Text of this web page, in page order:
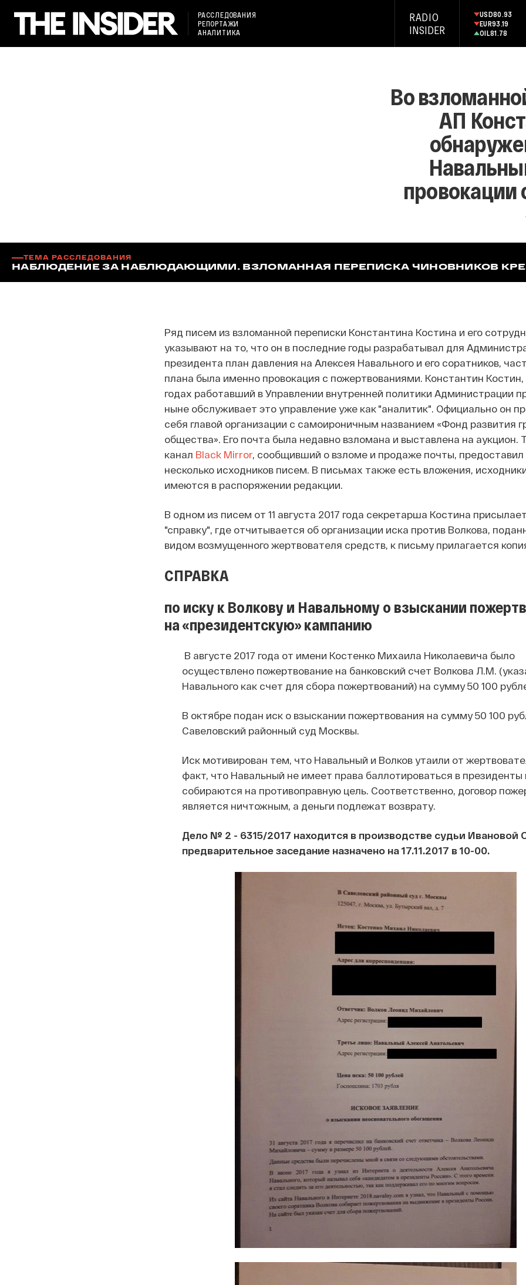
РАССЛЕДОВАНИЯ
РЕПОРТАЖИ
АНАЛИТИКА
RADIO
INSIDER
USD80.93
EUR93.19
OIL81.78
Во
АП
провокации
ТЕМА РАССЛЕДОВАНИЯ
НАБЛЮДЕНИЕ ЗА НАБЛЮДАЮЩИМИ. ВЗЛОМАННАЯ ПЕРЕПИСКА ЧИНОВНИКОВ
Ряд писем из взломанной переписки Константина Костина и его
указывают на то, что он в последние годы разрабатывал для
президента план давления на Алексея Навального и его соратников,
плана была именно провокация с пожертвованиями. Константин Костин,
годах работавший в Управлении внутренней политики Администрации
ныне обслуживает это управление уже как "аналитик". Официально он
себя главой организации с самоироничным названием «Фонд развития
общества». Его почта была недавно взломана и выставлена на аукцион.
канал Black Mirror, сообщивший о взломе и продаже почты, предоставил
несколько исходников писем. В письмах также есть вложения,
имеются в распоряжении редакции.
В одном из писем от 11 августа 2017 года секретарша Костина
"справку", где отчитывается об организации иска против Волкова,
видом возмущенного жертвователя средств, к письму прилагается
СПРАВКА
по иску к Волкову и Навальному о взыскании
на «президентскую» кампанию
В августе 2017 года от имени Костенко Михаила Николаевича было
осуществлено пожертвование на банковский счет Волкова Л.М.
Навального как счет для сбора пожертвований) на сумму 50 100
В октябре подан иск о взыскании пожертвования на сумму 50 100
Савеловский районный суд Москвы.
Иск мотивирован тем, что Навальный и Волков утаили от
факт, что Навальный не имеет права баллотироваться в президенты
собираются на противоправную цель. Соответственно, договор
является ничтожным, а деньги подлежат возврату.
Дело № 2 - 6315/2017 находится в производстве судьи Ивановой
предварительное заседание назначено на 17.11.2017 в 10-00.